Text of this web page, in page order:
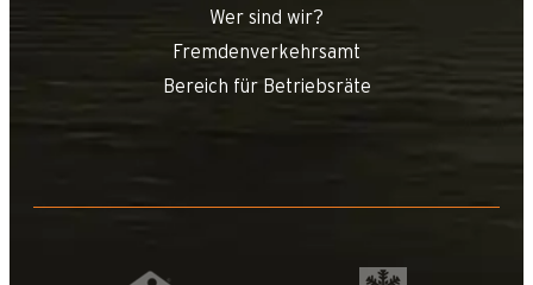
Wer sind wir?
Fremdenverkehrsamt
Bereich für Betriebsräte